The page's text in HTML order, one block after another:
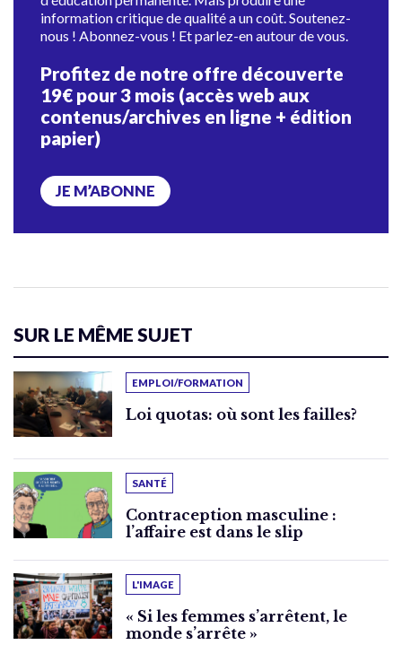
information critique de qualité a un coût. Soutenez-
nous ! Abonnez-vous ! Et parlez-en autour de vous.
Profitez de notre offre découverte
19€ pour 3 mois (accès web aux
contenus/archives en ligne + édition
papier)
JE M’ABONNE
SUR LE MÊME SUJET
EMPLOI/FORMATION
Loi quotas: où sont les failles?
SANTÉ
Contraception masculine :
l’affaire est dans le slip
L'IMAGE
« Si les femmes s’arrêtent, le
monde s’arrête »